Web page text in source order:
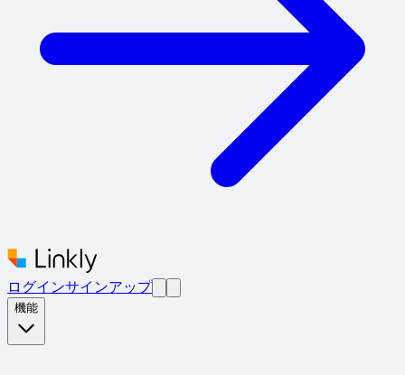
ログインサインアップ
機能